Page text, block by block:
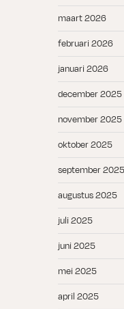
maart 2026
februari 2026
januari 2026
december 2025
november 2025
oktober 2025
september 2025
augustus 2025
juli 2025
juni 2025
mei 2025
april 2025